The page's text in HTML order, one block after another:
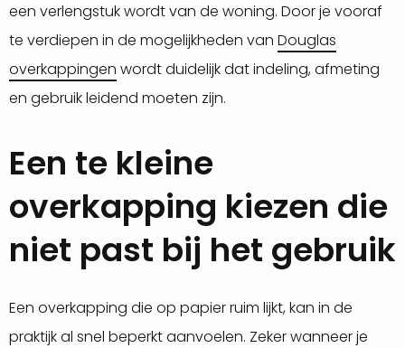
een verlengstuk wordt van de woning. Door je vooraf
te verdiepen in de mogelijkheden van Douglas
overkappingen wordt duidelijk dat indeling, afmeting
en gebruik leidend moeten zijn.
Een te kleine
overkapping kiezen die
niet past bij het gebruik
Een overkapping die op papier ruim lijkt, kan in de
praktijk al snel beperkt aanvoelen. Zeker wanneer je